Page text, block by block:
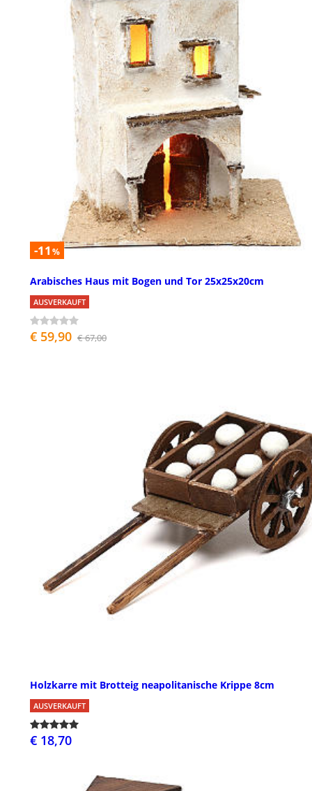
-11 %
Arabisches Haus mit Bogen und Tor 25x25x20cm
AUSVERKAUFT
€ 59,90 € 67,00
Holzkarre mit Brotteig neapolitanische Krippe 8cm
AUSVERKAUFT
€ 18,70